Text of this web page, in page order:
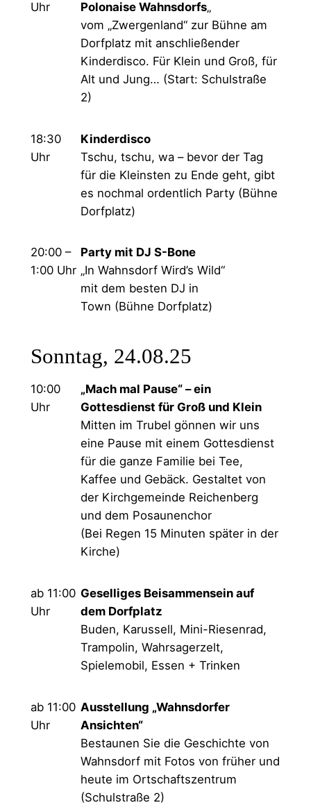
Uhr Polonaise Wahnsdorfs„
vom „Zwergenland“ zur Bühne am
Dorfplatz mit anschließender
Kinderdisco. Für Klein und Groß, für
Alt und Jung… (Start: Schulstraße
2)
18:30
Uhr
Kinderdisco
Tschu, tschu, wa – bevor der Tag
für die Kleinsten zu Ende geht, gibt
es nochmal ordentlich Party (Bühne
Dorfplatz)
20:00 –
1:00 Uhr
Party mit DJ S-Bone
„In Wahnsdorf Wird’s Wild“
mit dem besten DJ in
Town (Bühne Dorfplatz)
Sonntag, 24.08.25
10:00
Uhr
„Mach mal Pause“ – ein
Gottesdienst für Groß und Klein
Mitten im Trubel gönnen wir uns
eine Pause mit einem Gottesdienst
für die ganze Familie bei Tee,
Kaffee und Gebäck. Gestaltet von
der Kirchgemeinde Reichenberg
und dem Posaunenchor
(Bei Regen 15 Minuten später in der
Kirche)
ab 11:00
Uhr
Geselliges Beisammensein auf
dem Dorfplatz
Buden, Karussell, Mini-Riesenrad,
Trampolin, Wahrsagerzelt,
Spielemobil, Essen + Trinken
ab 11:00
Uhr
Ausstellung „Wahnsdorfer
Ansichten“
Bestaunen Sie die Geschichte von
Wahnsdorf mit Fotos von früher und
heute im Ortschaftszentrum
(Schulstraße 2)